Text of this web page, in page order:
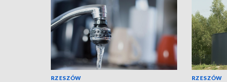
RZESZÓW RZESZÓW